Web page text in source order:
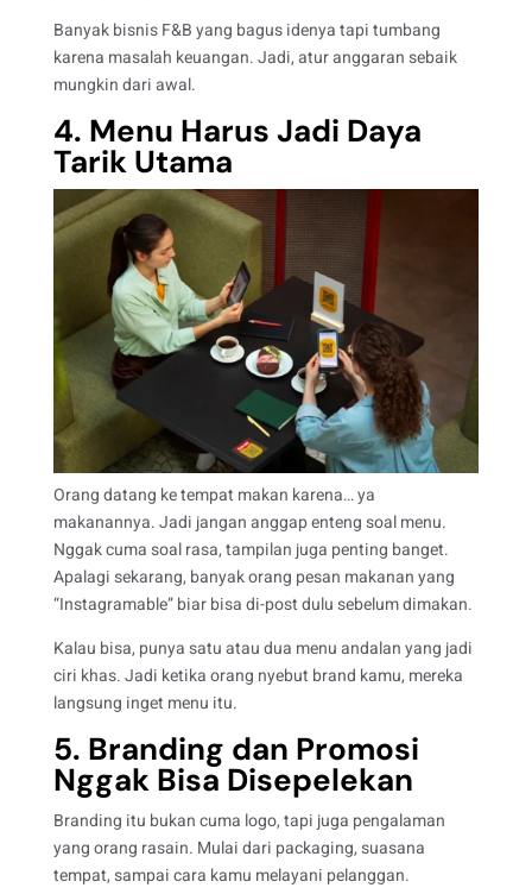
Banyak bisnis F&B yang bagus idenya tapi tumbang
karena masalah keuangan. Jadi, atur anggaran sebaik
mungkin dari awal.
4. Menu Harus Jadi Daya
Tarik Utama
Orang datang ke tempat makan karena… ya
makanannya. Jadi jangan anggap enteng soal menu.
Nggak cuma soal rasa, tampilan juga penting banget.
Apalagi sekarang, banyak orang pesan makanan yang
“Instagramable” biar bisa di-post dulu sebelum dimakan.
Kalau bisa, punya satu atau dua menu andalan yang jadi
ciri khas. Jadi ketika orang nyebut brand kamu, mereka
langsung inget menu itu.
5. Branding dan Promosi
Nggak Bisa Disepelekan
Branding itu bukan cuma logo, tapi juga pengalaman
yang orang rasain. Mulai dari packaging, suasana
tempat, sampai cara kamu melayani pelanggan.